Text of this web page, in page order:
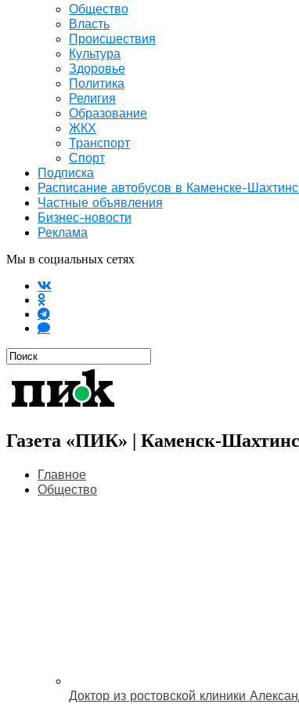
Общество
Власть
Происшествия
Культура
Здоровье
Политика
Религия
Образование
ЖКХ
Транспорт
Спорт
Подписка
Расписание автобусов в Каменске-
Частные объявления
Бизнес-новости
Реклама
Мы в социальных сетях
Газета «ПИК» | Каменск-
Главное
Общество
Доктор из ростовской клиники